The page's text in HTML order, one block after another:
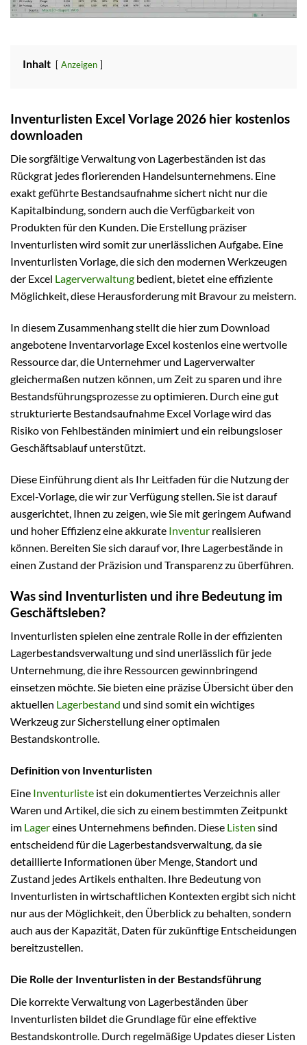
Inhalt Anzeigen
Inventurlisten Excel Vorlage 2026 hier kostenlos
downloaden
Die sorgfältige Verwaltung von Lagerbeständen ist das
Rückgrat jedes florierenden Handelsunternehmens. Eine
exakt geführte Bestandsaufnahme sichert nicht nur die
Kapitalbindung, sondern auch die Verfügbarkeit von
Produkten für den Kunden. Die Erstellung präziser
Inventurlisten wird somit zur unerlässlichen Aufgabe. Eine
Inventurlisten Vorlage, die sich den modernen Werkzeugen
der Excel Lagerverwaltung bedient, bietet eine effiziente
Möglichkeit, diese Herausforderung mit Bravour zu meistern.
In diesem Zusammenhang stellt die hier zum Download
angebotene Inventarvorlage Excel kostenlos eine wertvolle
Ressource dar, die Unternehmer und Lagerverwalter
gleichermaßen nutzen können, um Zeit zu sparen und ihre
Bestandsführungsprozesse zu optimieren. Durch eine gut
strukturierte Bestandsaufnahme Excel Vorlage wird das
Risiko von Fehlbeständen minimiert und ein reibungsloser
Geschäftsablauf unterstützt.
Diese Einführung dient als Ihr Leitfaden für die Nutzung der
Excel-Vorlage, die wir zur Verfügung stellen. Sie ist darauf
ausgerichtet, Ihnen zu zeigen, wie Sie mit geringem Aufwand
und hoher Effizienz eine akkurate Inventur realisieren
können. Bereiten Sie sich darauf vor, Ihre Lagerbestände in
einen Zustand der Präzision und Transparenz zu überführen.
Was sind Inventurlisten und ihre Bedeutung im
Geschäftsleben?
Inventurlisten spielen eine zentrale Rolle in der effizienten
Lagerbestandsverwaltung und sind unerlässlich für jede
Unternehmung, die ihre Ressourcen gewinnbringend
einsetzen möchte. Sie bieten eine präzise Übersicht über den
aktuellen Lagerbestand und sind somit ein wichtiges
Werkzeug zur Sicherstellung einer optimalen
Bestandskontrolle.
Definition von Inventurlisten
Eine Inventurliste ist ein dokumentiertes Verzeichnis aller
Waren und Artikel, die sich zu einem bestimmten Zeitpunkt
im Lagereines Unternehmens befinden. Diese Listen sind
entscheidend für die Lagerbestandsverwaltung, da sie
detaillierte Informationen über Menge, Standort und
Zustand jedes Artikels enthalten. Ihre Bedeutung von
Inventurlisten in wirtschaftlichen Kontexten ergibt sich nicht
nur aus der Möglichkeit, den Überblick zu behalten, sondern
auch aus der Kapazität, Daten für zukünftige Entscheidungen
bereitzustellen.
Die Rolle der Inventurlisten in der Bestandsführung
Die korrekte Verwaltung von Lagerbeständen über
Inventurlisten bildet die Grundlage für eine effektive
Bestandskontrolle. Durch regelmäßige Updates dieser Listen